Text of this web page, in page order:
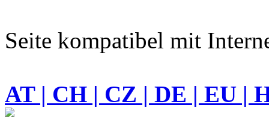
Seite kompatibel mit
AT | CH | CZ | DE | EU |